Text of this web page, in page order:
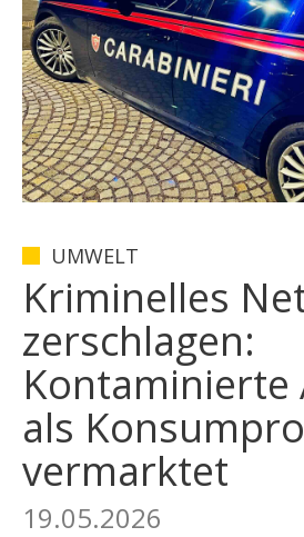
UMWELT
Kriminelles
zerschlagen:
Kontaminierte
als
vermarktet
19.05.2026